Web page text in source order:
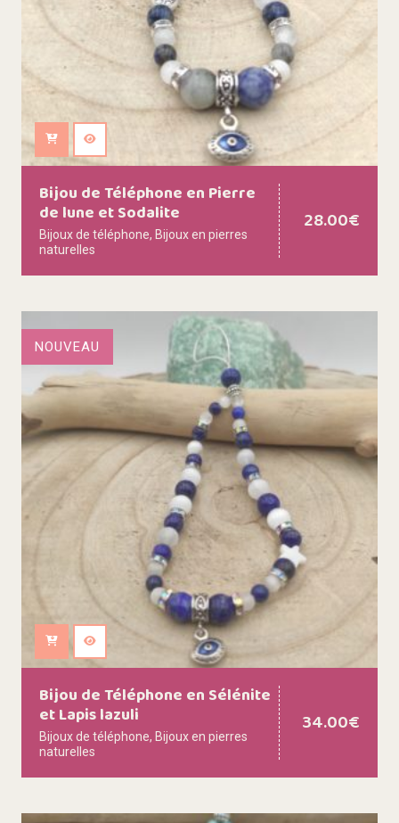
Ajouter au panier
Bijou de Téléphone en Pierre
de lune et Sodalite
Bijoux de téléphone, Bijoux en pierres
naturelles
28.00€
NOUVEAU
Ajouter au panier
Bijou de Téléphone en Sélénite
et Lapis lazuli
Bijoux de téléphone, Bijoux en pierres
naturelles
34.00€